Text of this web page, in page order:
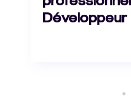
Développeur